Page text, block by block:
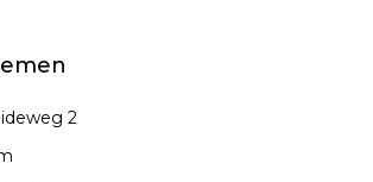
2